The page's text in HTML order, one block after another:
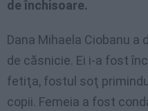
de închisoare.
Dana Mihaela Ciobanu a
de căsnicie. Ei i-a fost
fetiţa, fostul soţ
copii. Femeia a fost